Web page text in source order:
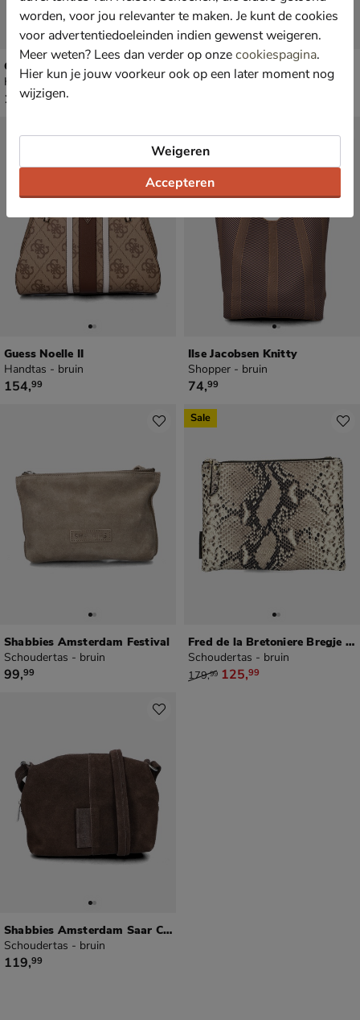
Guess Meridian
Handtas - bruin
€ 139,99
139,99
Guess Silia Girlfriend
Handtas - bruin
Guess Noelle II
Handtas - bruin
€ 154,99
154,99
Ilse Jacobsen Knitty
Shopper - bruin
€ 74,99
74,99
Shabbies Amsterdam Festival
Schoudertas - bruin
€ 99,99
99,99
Fred de la Bretoniere Bregje Crossbody Python
Schoudertas - bruin
van € 179,99 voor € 125,99
179,99 125,99
Sale
Shabbies Amsterdam Saar Crossbody
Schoudertas - bruin
€ 119,99
119,99
worden, voor jou relevanter te maken. Je kunt de cookies
voor advertentiedoeleinden indien gewenst weigeren.
Meer weten? Lees dan verder op onzecookiespagina.
Hier kun je jouw voorkeur ook op een later moment nog
wijzigen.
Accepteren
Weigeren